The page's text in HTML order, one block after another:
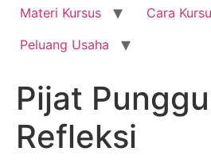
Materi Kursus
Cara
Peluang Usaha
Pijat
Refleksi